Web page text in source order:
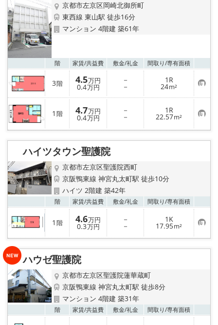
会社概要
メールでお問い合わせ
京都市左京区岡崎北御所町
東西線 東山駅 徒歩16分
マンション 4階建 築61年
階 家賃/共益費 敷金/礼金 間取り/専有面積
3階 4.5万円
0.4万円
－
－
1R
24m² お
気
に
入
り
登
録
1 階 4.7万円
0.4万円
－
－
1R
22.57m² お
気
に
り
ハイツタウン聖護院
京都市左京区聖護院西町
京阪鴨東線 神宮丸太町駅 徒歩10分
ハイツ 2階建 築42年
階 家賃/共益費 敷金/礼金 間取り/専有面積
1 階 4.6万円
0.3万円
－
－
1K
17.95m² お
気
に
ハウゼ聖護院
京都市左京区聖護院蓮華蔵町
京阪鴨東線 神宮丸太町駅 徒歩8分
マンション 4階建 築31年
階 家賃/共益費 敷金/礼金 間取り/専有面積